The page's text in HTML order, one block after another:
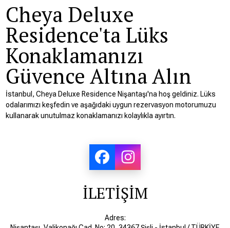
Cheya Deluxe
Residence'ta Lüks
Konaklamanızı
Güvence Altına Alın
İstanbul, Cheya Deluxe Residence Nişantaşı'na hoş geldiniz. Lüks
odalarımızı keşfedin ve aşağıdaki uygun rezervasyon motorumuzu
kullanarak unutulmaz konaklamanızı kolaylıkla ayırtın.
İLETİŞİM
Adres: